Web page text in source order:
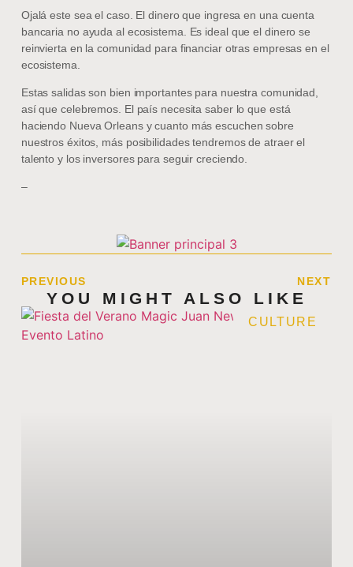
Ojalá este sea el caso. El dinero que ingresa en una cuenta
bancaria no ayuda al ecosistema. Es ideal que el dinero se
reinvierta en la comunidad para financiar otras empresas en el
ecosistema.
Estas salidas son bien importantes para nuestra comunidad,
así que celebremos. El país necesita saber lo que está
haciendo Nueva Orleans y cuanto más escuchen sobre
nuestros éxitos, más posibilidades tendremos de atraer el
talento y los inversores para seguir creciendo.
–
PREVIOUS NEXT
YOU MIGHT ALSO LIKE
CULTURE